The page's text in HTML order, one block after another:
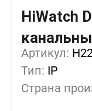
HiWatch
Артикул:
Тип: IP
Страна
1+ 0%
5+
10+ -